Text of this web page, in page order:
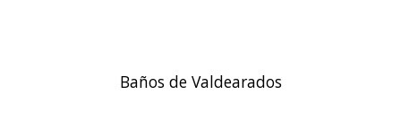
Baños de Valdearados